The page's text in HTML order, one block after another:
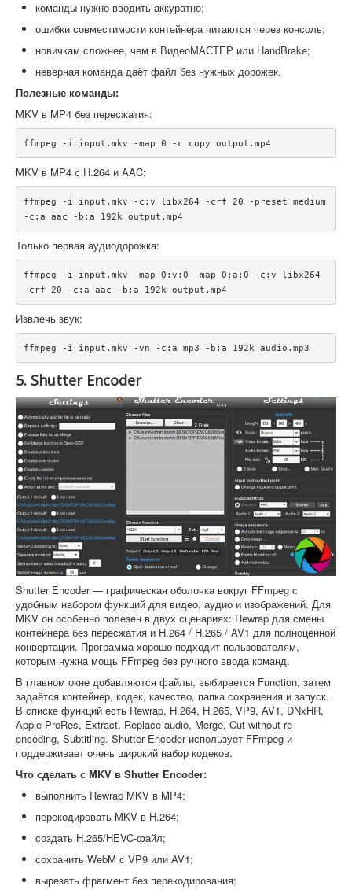
команды нужно вводить аккуратно;
ошибки совместимости контейнера читаются через консоль;
новичкам сложнее, чем в ВидеоМАСТЕР или HandBrake;
неверная команда даёт файл без нужных дорожек.
Полезные команды:
MKV в MP4 без пересжатия:
MKV в MP4 с H.264 и AAC:
ffmpeg -i input.mkv -c:v libx264 -crf 20 -preset medium
Только первая аудиодорожка:
ffmpeg -i input.mkv -map 0:v:0 -map 0:a:0 -c:v libx264
Извлечь звук:
5. Shutter Encoder
Shutter Encoder — графическая оболочка вокруг FFmpeg с
удобным набором функций для видео, аудио и изображений. Для
MKV он особенно полезен в двух сценариях: Rewrap для смены
контейнера без пересжатия и H.264 / H.265 / AV1 для полноценной
конвертации. Программа хорошо подходит пользователям,
которым нужна мощь FFmpeg без ручного ввода команд.
В главном окне добавляются файлы, выбирается Function, затем
задаётся контейнер, кодек, качество, папка сохранения и запуск.
В списке функций есть Rewrap, H.264, H.265, VP9, AV1, DNxHR,
Apple ProRes, Extract, Replace audio, Merge, Cut without re-
encoding, Subtitling. Shutter Encoder использует FFmpeg и
поддерживает очень широкий набор кодеков.
Что сделать с MKV в Shutter Encoder:
выполнить Rewrap MKV в MP4;
перекодировать MKV в H.264;
создать H.265/HEVC-файл;
сохранить WebM с VP9 или AV1;
вырезать фрагмент без перекодирования;